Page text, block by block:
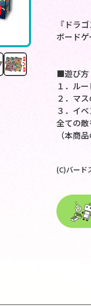
『ドラ
ボード
■遊び方
１．ル
２．マ
３．イ
全ての敵
（本商
(C)バード